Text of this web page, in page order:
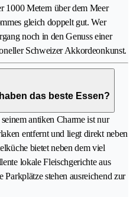
1000 Metern über dem Meer
gleich doppelt gut. Wer
noch in den Genuss einer
Schweizer Akkordeonkunst.
das beste Essen?
antiken Charme ist nur
entfernt und liegt direkt neben
bietet neben dem viel
lokale Fleischgerichte aus
Parkplätze stehen ausreichend zur